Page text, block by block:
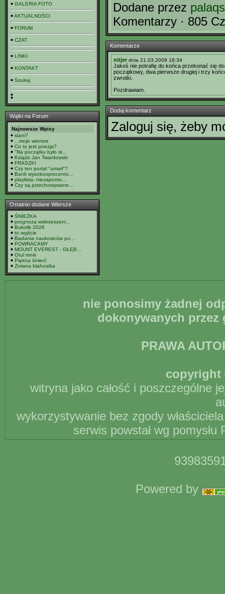
GALERIA FOTO
AKTUALNOŚCI
FORUM
CZAT
LINKI
KONTAKT
Szukaj
Wątki na Forum
Najnowsze Wpisy
slam?
...moje wiersze
Co to jest poezja?
"Na początku było sł...
Ksiądz Jan Twardowski
FRASZKI
Czy ten portal "umarł"?
Bank wysokooprocento...
playlista- niezapomn...
Czy są przechowywane...
Ostatnio dodane Wiersze
ŚNIEŻKA
prognoza wskrzeszeni...
Bukolik 2026
to wyjście
Badania naukowców po...
POWRACAMY
MOUNT EVEREST - GŁĘB...
Otul mnie
Piękna śmierć
Żniwna błahostka
Dodane przez palaqs
Komentarzy · 805
Komentarze
nitjer dnia 21.03.2009 18:34
Jakoś nie potrafię do końca przekonać się
początkowy, dwa pierwsze drugiej i trzy
zwrotki.
Pozdrawiam.
Dodaj komentarz
Zaloguj się, żeby
nie ponosimy żadnej
dokonywanych
PRAWA
copyright
witryna jako całość i poszczególne
wykorzystywanie bez zgody
serwis powstał wg
Powered by